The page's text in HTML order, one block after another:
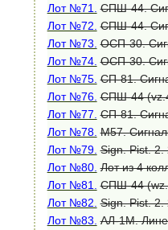
Лот №71.
СПШ-44.
Лот №72. СПШ-44.
Лот №73. ОСП-30.
Лот №74. ОСП-30.
Лот №75. СП-81.
Лот №76. СПШ-44
Лот №77. СП-81.
Лот №78. M57.
Лот №79. Sign. Pist. 2.
Лот №80. Лот из 4
Лот №81.
СПШ-44
Лот №82. Sign. Pist. 2.
Лот №83. АЛ-1М.